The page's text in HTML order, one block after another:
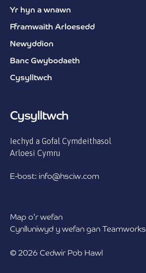
Yr hyn a wnawn
Fframwaith Arloesedd
Newyddion
Banc Gwybodaeth
Cysylltwch
Cysylltwch
Iechyd a Gofal Cymdeithasol
Arloesi Cymru
E-bost: info@hsciw.com
Map o'r wefan
Cynlluniwyd y wefan gan Teamworks
© 2026 Cedwir Pob Hawl